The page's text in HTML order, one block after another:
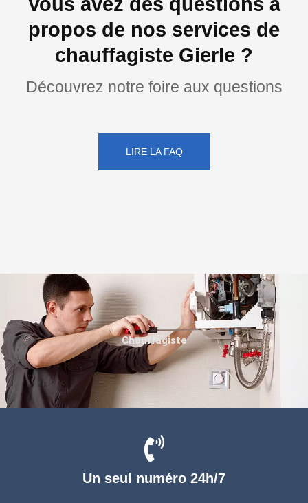
propos de nos services de
chauffagiste Gierle ?
Découvrez notre foire aux questions
LIRE LA FAQ
Un seul numéro 24h/7
Chauffagiste